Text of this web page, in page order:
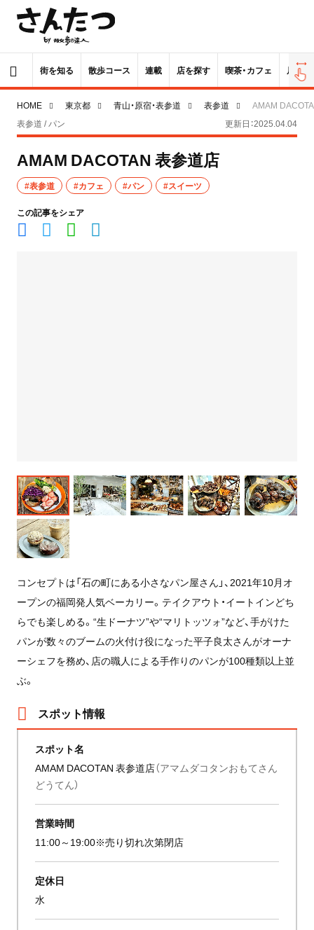
街を知る 散歩コース 連載 店を探す 喫茶・カフェ 居酒屋
HOME 東京都 青山・原宿・表参道 表参道
AMAM
表参道 / パン
更新日：2025.04.04
AMAM DACOTAN 表参道店
#表参道 #カフェ #パン #スイーツ
この記事をシェア
コンセプトは「石の町にある小さなパン屋さん」、2021年10月オ
ープンの福岡発人気ベーカリー。テイクアウト・イートインどち
らでも楽しめる。“生ドーナツ”や“マリトッツォ”など、手がけた
パンが数々のブームの火付け役になった平子良太さんがオーナ
ーシェフを務め、店の職人による手作りのパンが100種類以上並
ぶ。
スポット情報
スポット名
AMAM DACOTAN 表参道店（アマムダコタンおもてさん
どうてん）
営業時間
11:00～19:00※売り切れ次第閉店
定休日
水